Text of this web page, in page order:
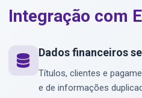
Integração com
Dados financeiros
Títulos, clientes e
e de informações